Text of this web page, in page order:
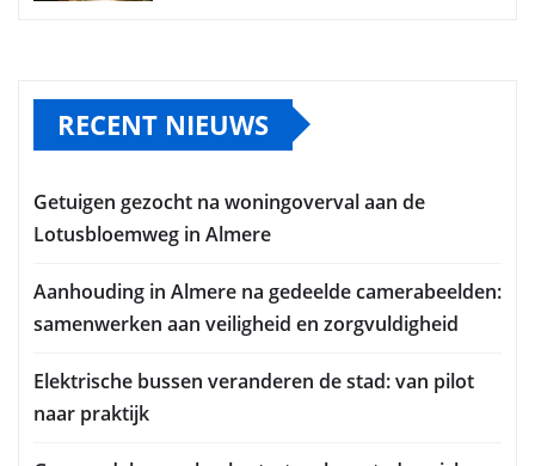
RECENT NIEUWS
Getuigen gezocht na woningoverval aan de
Lotusbloemweg in Almere
Aanhouding in Almere na gedeelde camerabeelden:
samenwerken aan veiligheid en zorgvuldigheid
Elektrische bussen veranderen de stad: van pilot
naar praktijk